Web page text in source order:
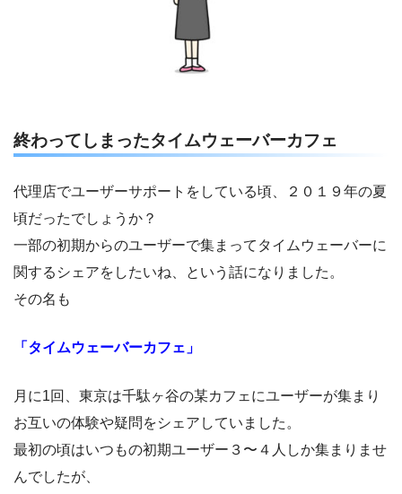
終わってしまったタイムウェーバーカフェ
代理店でユーザーサポートをしている頃、２０１９年の夏
頃だったでしょうか？
一部の初期からのユーザーで集まってタイムウェーバーに
関するシェアをしたいね、という話になりました。
その名も
「タイムウェーバーカフェ」
月に1回、東京は千駄ヶ谷の某カフェにユーザーが集まり
お互いの体験や疑問をシェアしていました。
最初の頃はいつもの初期ユーザー３〜４人しか集まりませ
んでしたが、